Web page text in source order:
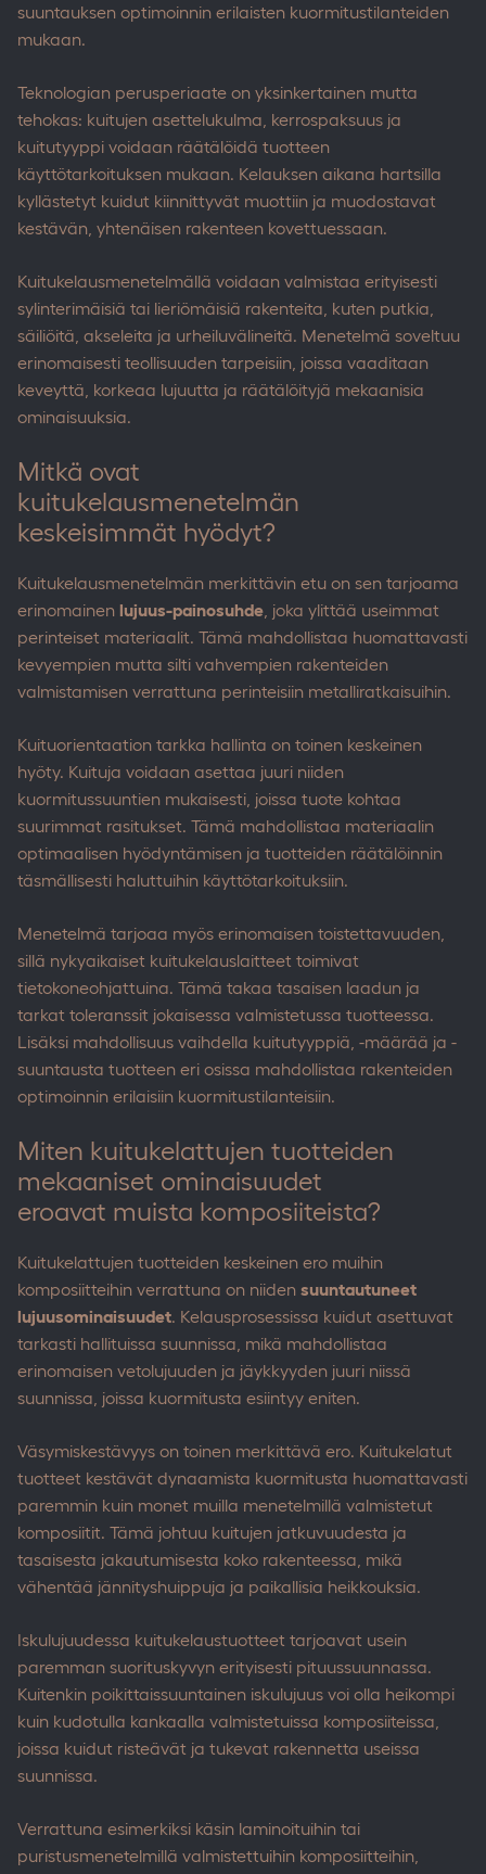
suuntauksen optimoinnin erilaisten kuormitustilanteiden
mukaan.
Teknologian perusperiaate on yksinkertainen mutta
tehokas: kuitujen asettelukulma, kerrospaksuus ja
kuitutyyppi voidaan räätälöidä tuotteen
käyttötarkoituksen mukaan. Kelauksen aikana hartsilla
kyllästetyt kuidut kiinnittyvät muottiin ja muodostavat
kestävän, yhtenäisen rakenteen kovettuessaan.
Kuitukelausmenetelmällä voidaan valmistaa erityisesti
sylinterimäisiä tai lieriömäisiä rakenteita, kuten putkia,
säiliöitä, akseleita ja urheiluvälineitä. Menetelmä soveltuu
erinomaisesti teollisuuden tarpeisiin, joissa vaaditaan
keveyttä, korkeaa lujuutta ja räätälöityjä mekaanisia
ominaisuuksia.
Mitkä ovat
kuitukelausmenetelmän
keskeisimmät hyödyt?
Kuitukelausmenetelmän merkittävin etu on sen tarjoama
erinomainen lujuus-painosuhde , joka ylittää useimmat
perinteiset materiaalit. Tämä mahdollistaa huomattavasti
kevyempien mutta silti vahvempien rakenteiden
valmistamisen verrattuna perinteisiin metalliratkaisuihin.
Kuituorientaation tarkka hallinta on toinen keskeinen
hyöty. Kuituja voidaan asettaa juuri niiden
kuormitussuuntien mukaisesti, joissa tuote kohtaa
suurimmat rasitukset. Tämä mahdollistaa materiaalin
optimaalisen hyödyntämisen ja tuotteiden räätälöinnin
täsmällisesti haluttuihin käyttötarkoituksiin.
Menetelmä tarjoaa myös erinomaisen toistettavuuden,
sillä nykyaikaiset kuitukelauslaitteet toimivat
tietokoneohjattuina. Tämä takaa tasaisen laadun ja
tarkat toleranssit jokaisessa valmistetussa tuotteessa.
Lisäksi mahdollisuus vaihdella kuitutyyppiä, -määrää ja -
suuntausta tuotteen eri osissa mahdollistaa rakenteiden
optimoinnin erilaisiin kuormitustilanteisiin.
Miten kuitukelattujen tuotteiden
mekaaniset ominaisuudet
eroavat muista komposiiteista?
Kuitukelattujen tuotteiden keskeinen ero muihin
komposiitteihin verrattuna on niiden suuntautuneet
lujuusominaisuudet. Kelausprosessissa kuidut asettuvat
tarkasti hallituissa suunnissa, mikä mahdollistaa
erinomaisen vetolujuuden ja jäykkyyden juuri niissä
suunnissa, joissa kuormitusta esiintyy eniten.
Väsymiskestävyys on toinen merkittävä ero. Kuitukelatut
tuotteet kestävät dynaamista kuormitusta huomattavasti
paremmin kuin monet muilla menetelmillä valmistetut
komposiitit. Tämä johtuu kuitujen jatkuvuudesta ja
tasaisesta jakautumisesta koko rakenteessa, mikä
vähentää jännityshuippuja ja paikallisia heikkouksia.
Iskulujuudessa kuitukelaustuotteet tarjoavat usein
paremman suorituskyvyn erityisesti pituussuunnassa.
Kuitenkin poikittaissuuntainen iskulujuus voi olla heikompi
kuin kudotulla kankaalla valmistetuissa komposiiteissa,
joissa kuidut risteävät ja tukevat rakennetta useissa
suunnissa.
Verrattuna esimerkiksi käsin laminoituihin tai
puristusmenetelmillä valmistettuihin komposiitteihin,